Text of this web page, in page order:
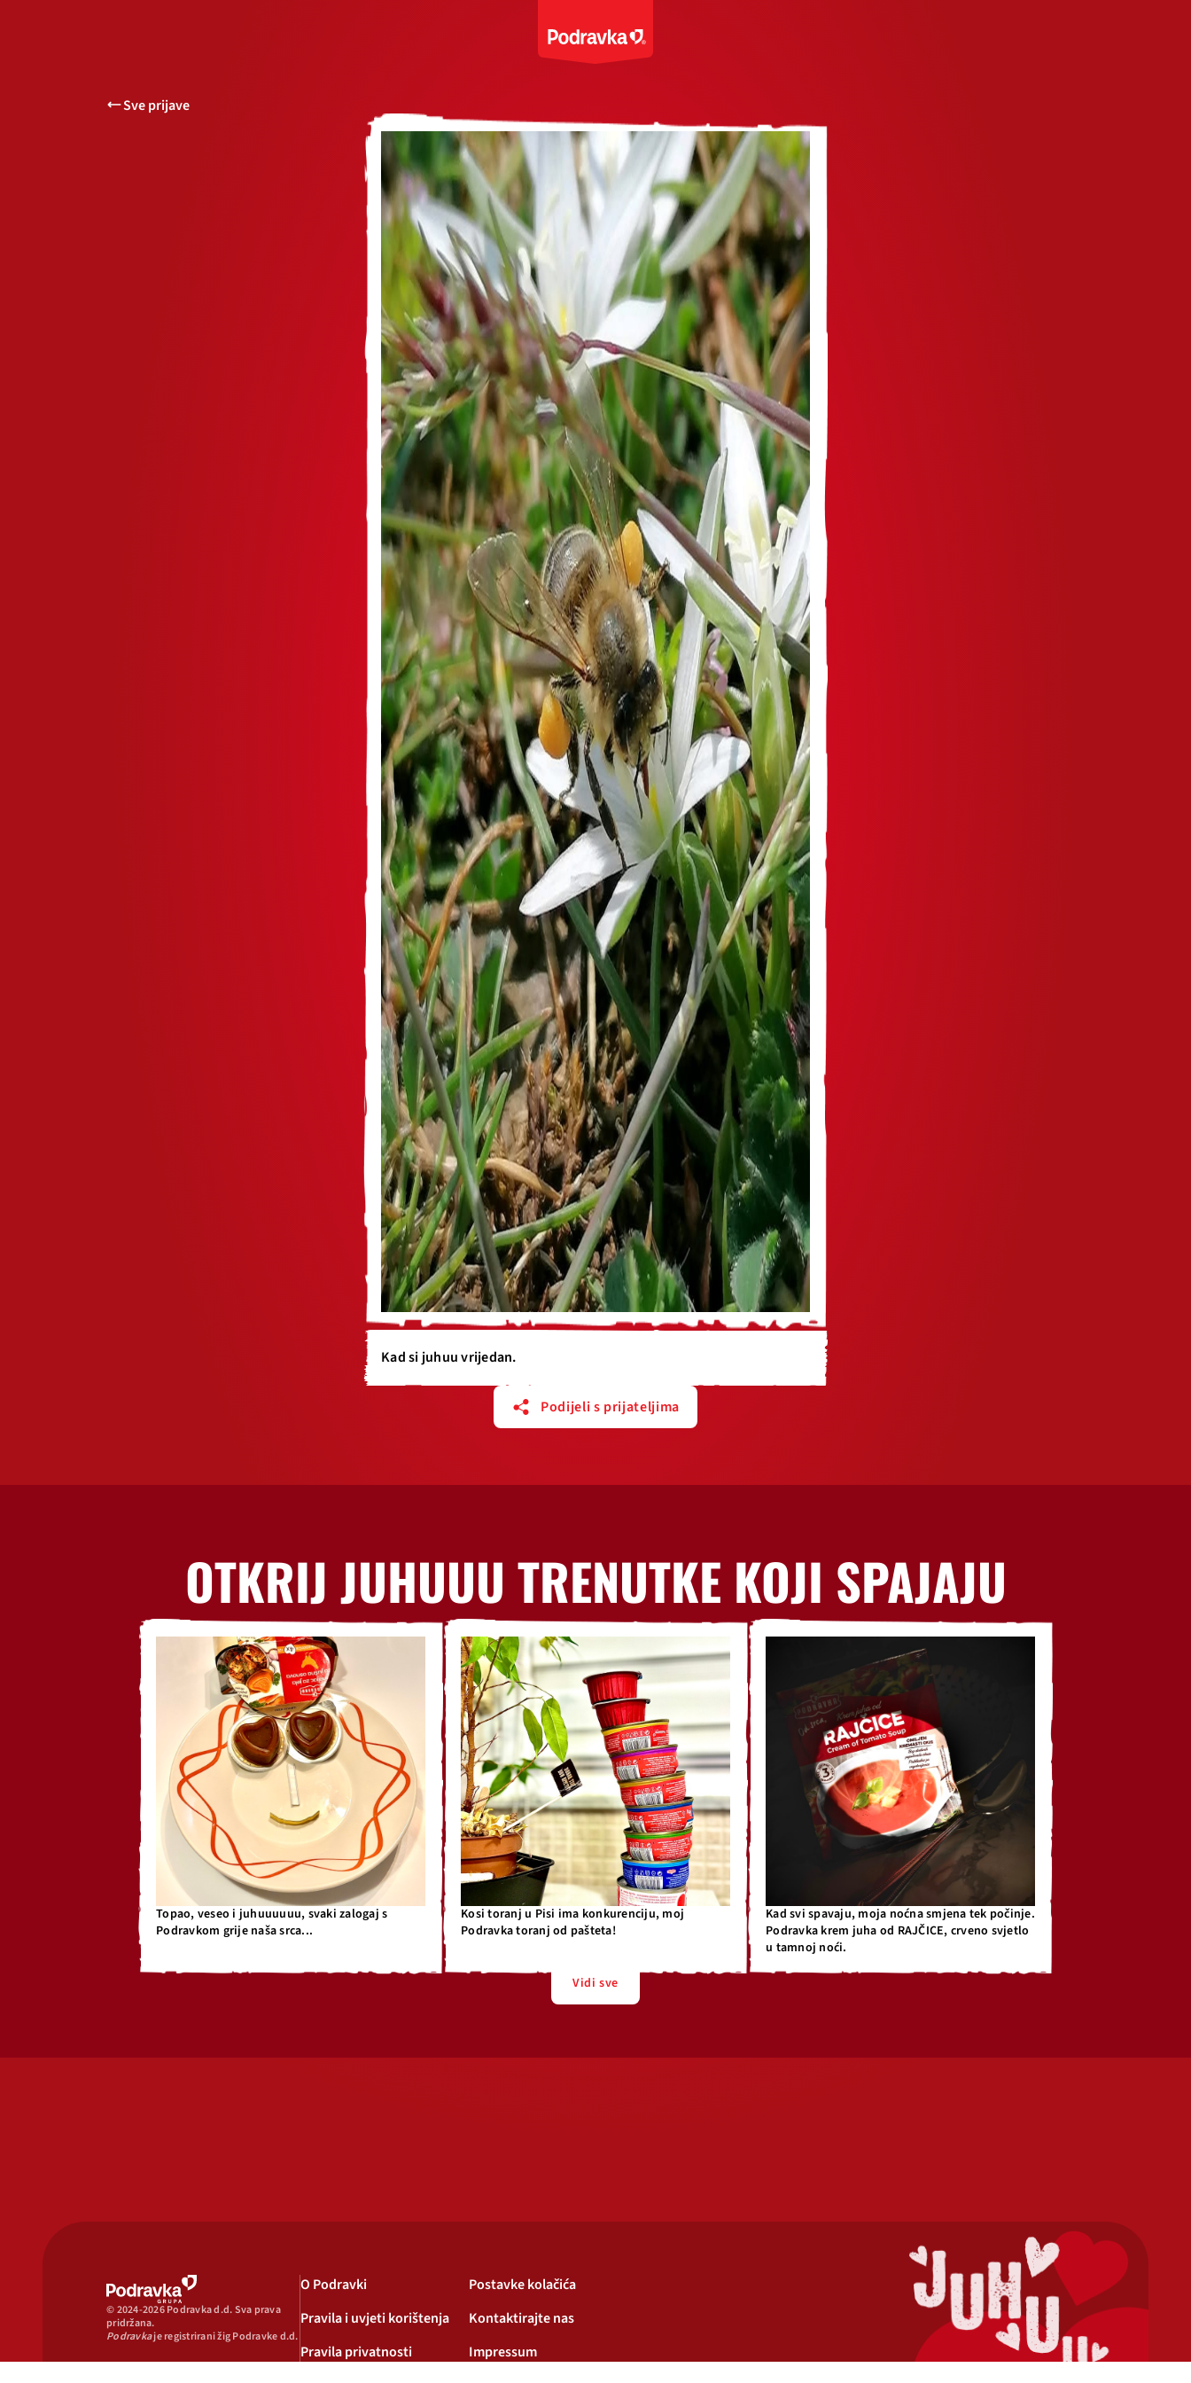
Sve prijave
Kad si juhuu vrijedan.
Podijeli s prijateljima
OTKRIJ JUHUUU TRENUTKE KOJI SPAJAJU
Topao, veseo i juhuuuuuu, svaki zalogaj s
Podravkom grije naša srca...
Kosi toranj u Pisi ima konkurenciju, moj
Podravka toranj od pašteta!
Kad svi spavaju, moja noćna smjena tek počinje.
Podravka krem juha od RAJČICE, crveno svjetlo
u tamnoj noći.
Vidi sve
© 2024-2026 Podravka d.d. Sva prava
pridržana.
Podravkaje registrirani žig Podravke d.d.
O Podravki
Pravila i uvjeti korištenja
Pravila privatnosti
Postavke kolačića
Kontaktirajte nas
Impressum